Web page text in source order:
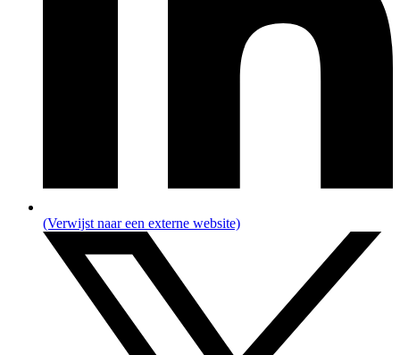
(Verwijst naar een externe website)